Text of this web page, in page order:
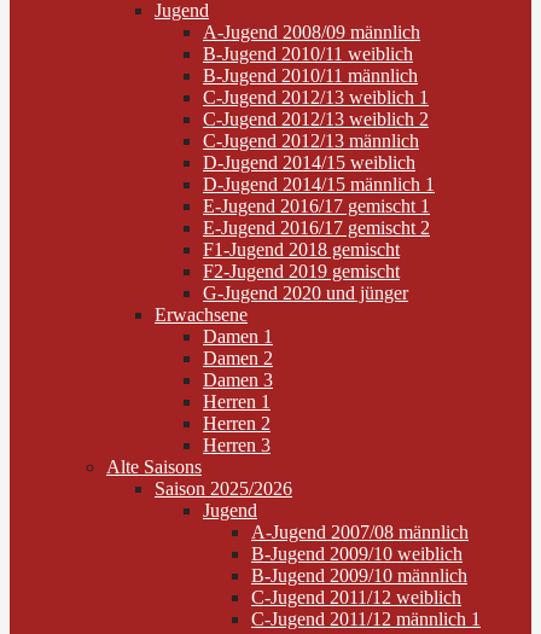
Jugend
A-Jugend 2008/09 männlich
B-Jugend 2010/11 weiblich
B-Jugend 2010/11 männlich
C-Jugend 2012/13 weiblich 1
C-Jugend 2012/13 weiblich 2
C-Jugend 2012/13 männlich
D-Jugend 2014/15 weiblich
D-Jugend 2014/15 männlich 1
E-Jugend 2016/17 gemischt 1
E-Jugend 2016/17 gemischt 2
F1-Jugend 2018 gemischt
F2-Jugend 2019 gemischt
G-Jugend 2020 und jünger
Erwachsene
Damen 1
Damen 2
Damen 3
Herren 1
Herren 2
Herren 3
Alte Saisons
Saison 2025/2026
Jugend
A-Jugend 2007/08 männlich
B-Jugend 2009/10 weiblich
B-Jugend 2009/10 männlich
C-Jugend 2011/12 weiblich
C-Jugend 2011/12 männlich 1